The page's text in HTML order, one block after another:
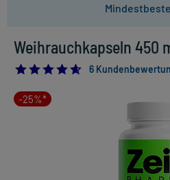
Weihrauchkapseln 450
4.666666666666667
6
-25%*